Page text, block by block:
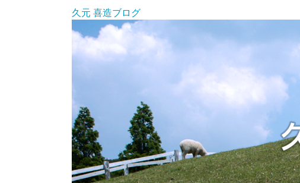
久元 喜造ブログ